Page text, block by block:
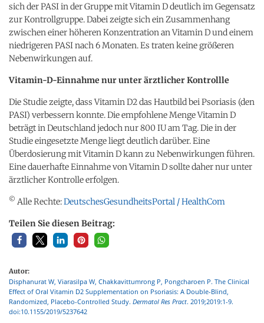
sich der PASI in der Gruppe mit Vitamin D deutlich im Gegensatz
zur Kontrollgruppe. Dabei zeigte sich ein Zusammenhang
zwischen einer höheren Konzentration an Vitamin D und einem
niedrigeren PASI nach 6 Monaten. Es traten keine größeren
Nebenwirkungen auf.
Vitamin-D-Einnahme nur unter ärztlicher Kontrollle
Die Studie zeigte, dass Vitamin D2 das Hautbild bei Psoriasis (den
PASI) verbessern konnte. Die empfohlene Menge Vitamin D
beträgt in Deutschland jedoch nur 800 IU am Tag. Die in der
Studie eingesetzte Menge liegt deutlich darüber. Eine
Überdosierung mit Vitamin D kann zu Nebenwirkungen führen.
Eine dauerhafte Einnahme von Vitamin D sollte daher nur unter
ärztlicher Kontrolle erfolgen.
© Alle Rechte:DeutschesGesundheitsPortal / HealthCom
Teilen Sie diesen Beitrag:
Autor:
Disphanurat W, Viarasilpa W, Chakkavittumrong P, Pongcharoen P. The Clinical
Effect of Oral Vitamin D2 Supplementation on Psoriasis: A Double-Blind,
Randomized, Placebo-Controlled Study. Dermatol Res Pract. 2019;2019:1-9.
doi:10.1155/2019/5237642